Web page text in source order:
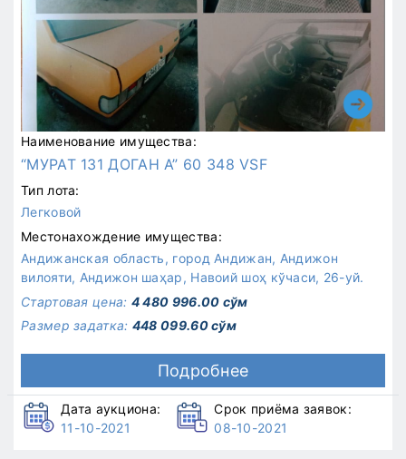
Наименование имущества:
“МУРАТ 131 ДОГАН А” 60 348 VSF
Тип лота:
Легковой
Местонахождение имущества:
Андижанская область, город Андижан, Андижон
вилояти, Андижон шаҳар, Навоий шоҳ кўчаси, 26-уй.
Стартовая цена: 4 480 996.00 сўм
Размер задатка: 448 099.60 сўм
Подробнее
Дата аукциона:
11-10-2021
Срок приёма заявок:
08-10-2021